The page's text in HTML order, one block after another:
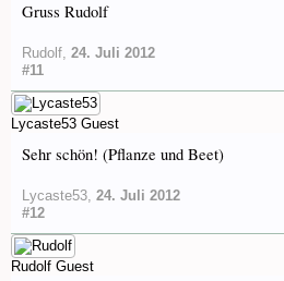
Gruss Rudolf
Rudolf, 24. Juli 2012
#11
Lycaste53 Guest
Sehr schön! (Pflanze und Beet)
Lycaste53, 24. Juli 2012
#12
Rudolf Guest